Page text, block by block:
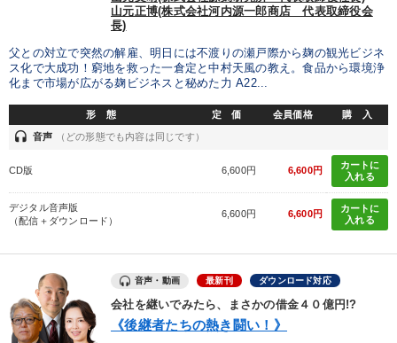
山元正博(株式会社河内源一郎商店 代表取締役会
長)
父との対立で突然の解雇、明日には不渡りの瀬戸際から麹の観光ビジネ
ス化で大成功！窮地を救った一倉定と中村天風の教え。食品から環境浄
化まで市場が広がる麹ビジネスと秘めた力 A22...
形 態 定 価 会員価格 購 入
headset 音声 （どの形態でも内容は同じです）
CD版 6,600円 6,600円
カートに
入れる
デジタル音声版
（配信＋ダウンロード）
6,600円 6,600円
カートに
入れる
音声・動画 最新刊 ダウンロード対応
会社を継いでみたら、まさかの借金４０億円!?
《後継者たちの熱き闘い！》